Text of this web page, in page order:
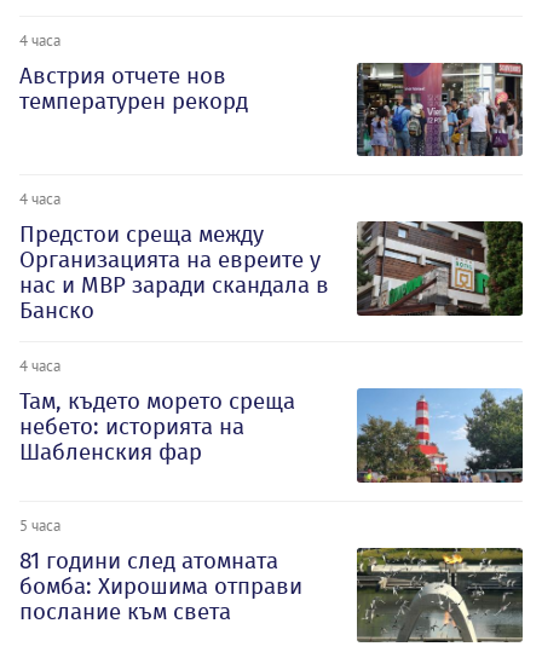
4 часа
Австрия отчете нов
температурен рекорд
4 часа
Предстои среща между
Организацията на евреите у
нас и МВР заради скандала в
Банско
4 часа
Там, където морето среща
небето: историята на
Шабленския фар
5 часа
81 години след атомната
бомба: Хирошима отправи
послание към света